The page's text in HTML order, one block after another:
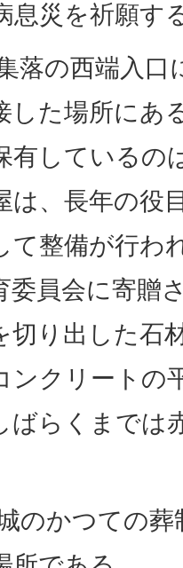
息災を祈願す
落の西端入口
した場所にあ
有しているの
は、長年の役
て整備が行わ
委員会に寄贈
切り出した石
ンクリートの
ばらくまでは
のかつての